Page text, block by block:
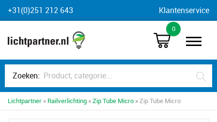
Skip
to
+31(0)251 212 643 Klantenservice
0
Zoeken:
Lichtpartner » Railverlichting »Zip Tube Micro » Zip Tube Micro